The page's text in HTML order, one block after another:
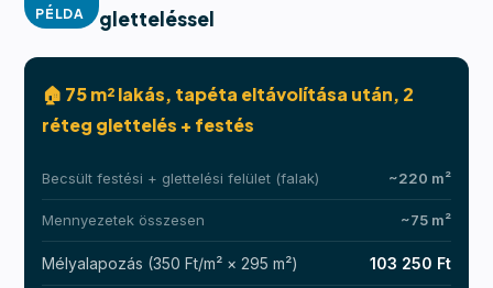
PÉLDA
gletteléssel
🏠 75 m² lakás, tapéta eltávolítása után, 2
réteg glettelés + festés
Becsült festési + glettelési felület (falak) ~220 m²
Mennyezetek összesen ~75 m²
Mélyalapozás (350 Ft/m² × 295 m²) 103 250 Ft